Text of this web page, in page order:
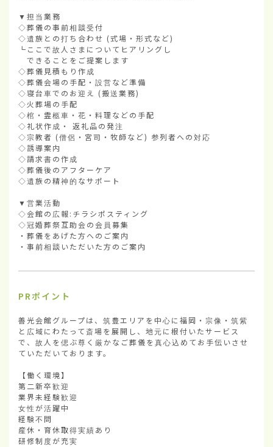
▼担当業務
◇葬儀の事前相談受付
◇遺族との打ち合わせ (式場・形式など)
┗ここで故人さまについてヒアリングし
できることをご提案します
◇葬儀見積もり作成
◇葬儀会場の手配・設営など準備
◇寝台車でのお迎え (搬送業務)
◇火葬場の手配
◇棺・霊柩車・花・料理などの手配
◇礼状作成・ 返礼品の発注
◇宗教者 (僧侶・宮司・牧師など) 参列者への対応
◇誘導案内
◇請求書の作成
◇葬儀後のアフターケア
◇遺族の精神的なサポート
▼営業活動
◇会館の広報:チラシポスティング
◇冠婚葬祭互助会の会員募集
・葬儀をあげた方へのご案内
・事前相談いただいた方のご案内
PRポイント
善光会館グループは、筑豊エリアを中心に福岡・宗像・筑紫
と広域にわたって斎場を展開し、地元に根付いたサービス
で、故人を偲ぶ尊く厳かなご葬儀を真心込めてお手伝いさせ
ていただいております。
【働く環境】
第二新卒歓迎
業界未経験歓迎
女性が活躍中
経験不問
産休・育休取得実績あり
研修制度が充実